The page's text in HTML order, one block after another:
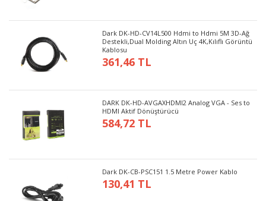
Dark DK-HD-CV14L500 Hdmi to Hdmi 5M 3D-Ağ
Destekli,Dual Molding Altın Uç 4K,Kılıflı Görüntü
Kablosu
361,46 TL
DARK DK-HD-AVGAXHDMI2 Analog VGA - Ses to
HDMI Aktif Dönüştürücü
584,72 TL
Dark DK-CB-PSC151 1.5 Metre Power Kablo
130,41 TL